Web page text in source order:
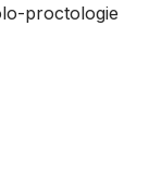
proctologie